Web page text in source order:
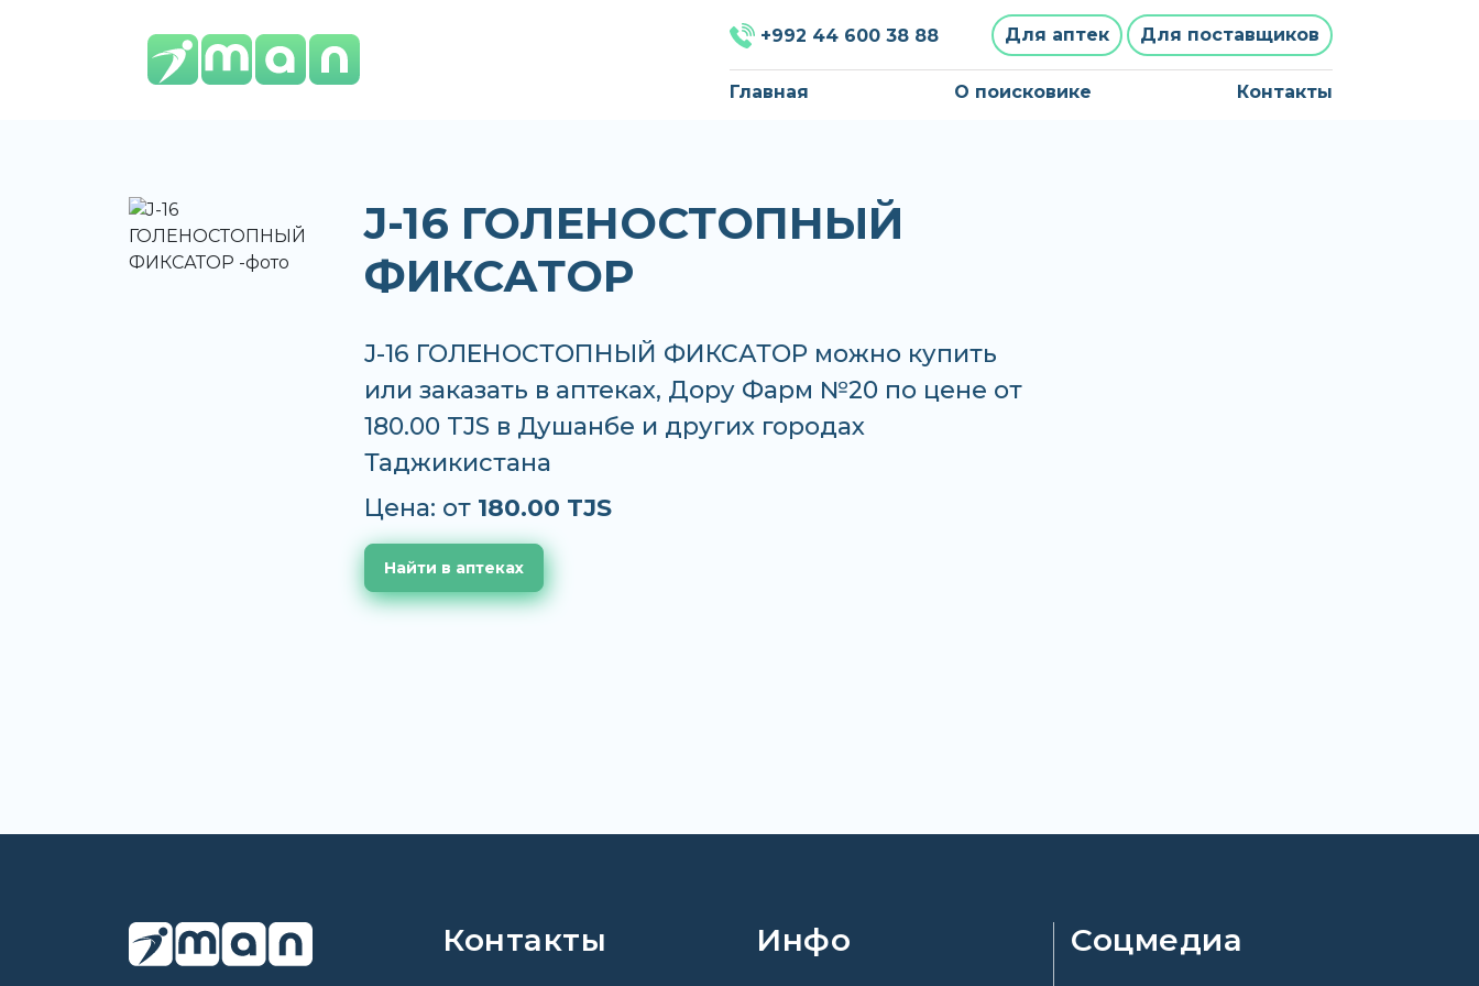
+992 44 600 38 88 Для аптек Для поставщиков
Главная О поисковике Контакты
J-16 ГОЛЕНОСТОПНЫЙ
ФИКСАТОР
J-16 ГОЛЕНОСТОПНЫЙ ФИКСАТОР можно купить
или заказать в аптеках, Дору Фарм №20 по цене от
180.00 TJS в Душанбе и других городах
Таджикистана
Цена: от 180.00 TJS
Найти в аптеках
Контакты Инфо Соцмедиа